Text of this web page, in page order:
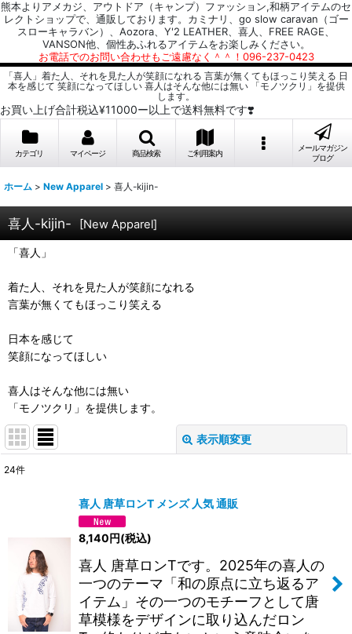
熊本よりアメカジ、アウトドア（キャンプ）ファッション,和柄アイテムのセ
レクトショップで、通販しております。カミナリ、go slow caravan（ゴー
スローキャラバン）、Aozora、Y'2 LEATHER、喜人、FREE RAGE、
VANSON他、個性あふれるアイテムをお楽しみください。
お電話でのお問い合わせもご遠慮なく＾＾！096-237-0423
「喜人」着た人、それを見た人が笑顔になれる 言葉が無くてもほっこり笑える 日
本を感じて 笑顔になってほしい 喜人はそんな他には無い 「モノツクリ」を提供
します。
お買い上げ合計税込¥11000ー以上で送料無料です❣️
カテゴリ マイページ 商品検索 ご利用案内
メールマガジン
ブログ
ホーム > New Apparel > 喜人-kijin-
喜人-kijin- [New Apparel]
「喜人」
着た人、それを見た人が笑顔になれる
言葉が無くてもほっこり笑える
日本を感じて
笑顔になってほしい
喜人はそんな他には無い
「モノツクリ」を提供します。
表示順変更
並び順
絞り込む
24件
喜人 唐草ロンT メンズ 人気 通販
8,140円(税込)
喜人 唐草ロンTです。2025年の喜人の
一つのテーマ「和の原点に立ち返るア
イテム」その一つのモチーフとして唐
草模様をデザインに取り込んだロン